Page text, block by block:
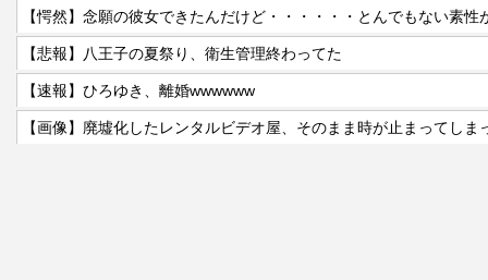
【愕然】念願の彼女できたんだけど・・・・・・とんでもない素
【悲報】八王子の夏祭り、衛生管理終わってた
【速報】ひろゆき、離婚wwwwww
【画像】廃墟化したレンタルビデオ屋、そのまま時が止まってし